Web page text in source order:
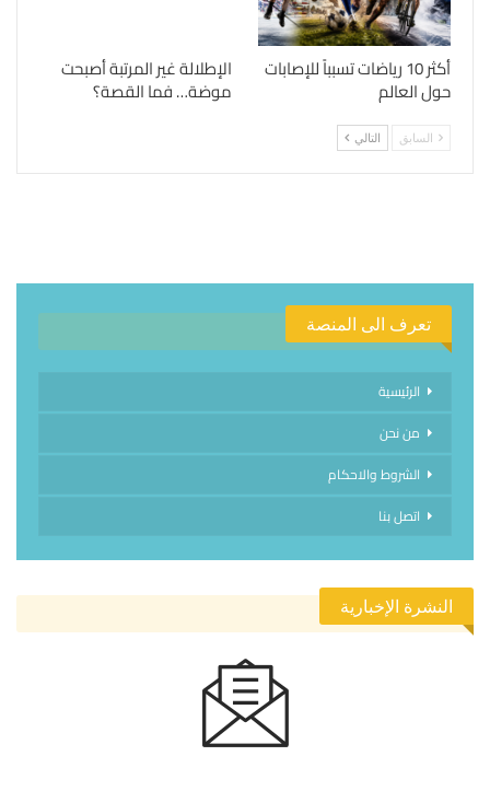
أكثر 10 رياضات تسبباً للإصابات
حول العالم
الإطلالة غير المرتبة أصبحت
موضة… فما القصة؟
السابق التالي
تعرف الى المنصة
الرئيسية
من نحن
الشروط والاحكام
اتصل بنا
النشرة الإخبارية